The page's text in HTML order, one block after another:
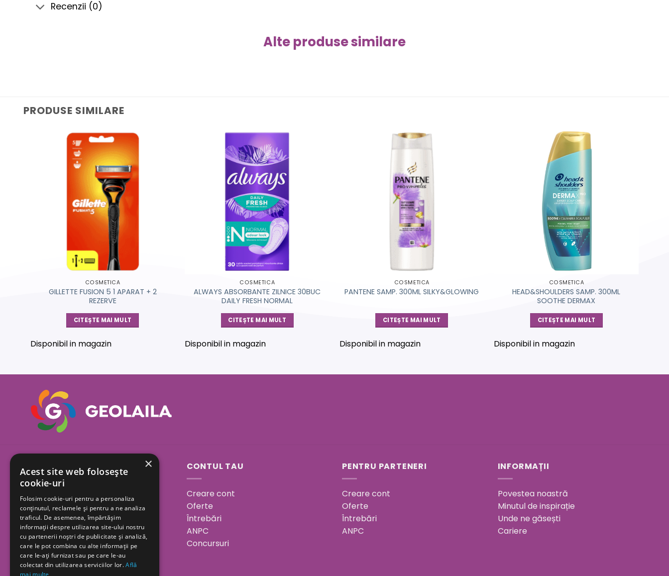
Recenzii (0)
Alte produse similare
PRODUSE SIMILARE
COSMETICA
GILLETTE FUSION 5 1 APARAT + 2
REZERVE
CITEȘTE MAI MULT
Disponibil in magazin
COSMETICA
ALWAYS ABSORBANTE ZILNICE 30BUC
DAILY FRESH NORMAL
CITEȘTE MAI MULT
Disponibil in magazin
COSMETICA
PANTENE SAMP. 300ML SILKY&GLOWING
CITEȘTE MAI MULT
Disponibil in magazin
COSMETICA
HEAD&SHOULDERS SAMP. 300ML
SOOTHE DERMAX
CITEȘTE MAI MULT
Disponibil in magazin
Sos. Bucuresti - Urziceni
23A, Afumati, Ilfov
Program:
Luni - Vineri 08.00 - 18.00
Sâmbătă 08.00 - 15.00
Duminica închis
0730 094 173
CONTUL TAU
Creare cont
Oferte
Întrebări
ANPC
Concursuri
PENTRU PARTENERI
Creare cont
Oferte
Întrebări
ANPC
INFORMAȚII
Povestea noastră
Minutul de inspirație
Unde ne găsești
Cariere
×
Acest site web folosește
cookie-uri
Folosim cookie-uri pentru a personaliza
conținutul, reclamele și pentru a ne analiza
traficul. De asemenea, împărtășim
informații despre utilizarea site-ului nostru
cu partenerii noștri de publicitate și analiză,
care le pot combina cu alte informații pe
care le-ați furnizat sau pe care le-au
colectat din utilizarea serviciilor lor.Află
mai multe